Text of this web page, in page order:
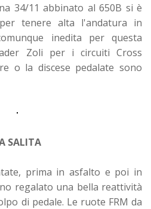
34/11 abbinato al 650B si è
tenere alta l'andatura in
inedita per questa
Zoli per i circuiti Cross
o la discese pedalate sono
SALITA
prima in asfalto e poi in
regalato una bella reattività
di pedale. Le ruote FRM da